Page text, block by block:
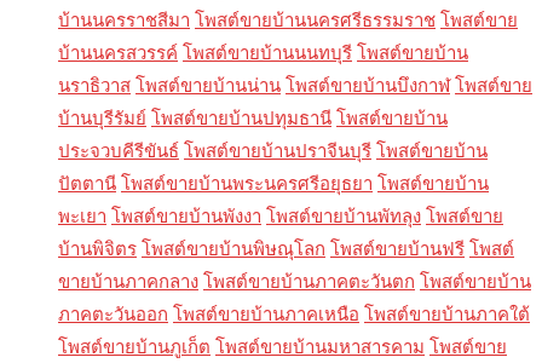
บ้านนครราชสีมา โพสต์ขายบ้านนครศรีธรรมราช โพสต์ขาย
บ้านนครสวรรค์ โพสต์ขายบ้านนนทบุรี โพสต์ขายบ้าน
นราธิวาส โพสต์ขายบ้านน่าน โพสต์ขายบ้านบึงกาฬ โพสต์ขาย
บ้านบุรีรัมย์ โพสต์ขายบ้านปทุมธานี โพสต์ขายบ้าน
ประจวบคีรีขันธ์ โพสต์ขายบ้านปราจีนบุรี โพสต์ขายบ้าน
ปัตตานี โพสต์ขายบ้านพระนครศรีอยุธยา โพสต์ขายบ้าน
พะเยา โพสต์ขายบ้านพังงา โพสต์ขายบ้านพัทลุง โพสต์ขาย
บ้านพิจิตร โพสต์ขายบ้านพิษณุโลก โพสต์ขายบ้านฟรี โพสต์
ขายบ้านภาคกลาง โพสต์ขายบ้านภาคตะวันตก โพสต์ขายบ้าน
ภาคตะวันออก โพสต์ขายบ้านภาคเหนือ โพสต์ขายบ้านภาคใต้
โพสต์ขายบ้านภูเก็ต โพสต์ขายบ้านมหาสารคาม โพสต์ขาย